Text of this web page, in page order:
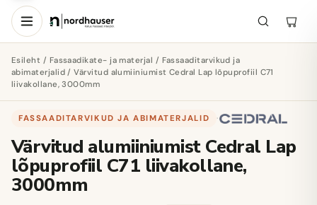
Esileht / Fassaadikate- ja materjal / Fassaaditarvikud ja
abimaterjalid/ Värvitud alumiiniumist Cedral Lap lõpuprofiil C71
liivakollane, 3000mm
FASSAADITARVIKUD JA ABIMATERJALID ·
Värvitud alumiiniumist Cedral Lap
lõpuprofiil C71 liivakollane,
3000mm